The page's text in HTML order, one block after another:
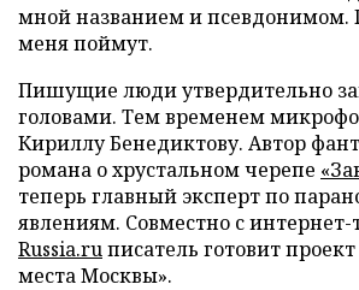
мной названием и
меня поймут.
Пишущие люди утвердительно
головами. Тем временем
Кириллу Бенедиктову. Автор
романа о хрустальном черепе
теперь главный эксперт по
явлениям. Совместно с
Russia.ruписатель готовит
места Москвы».